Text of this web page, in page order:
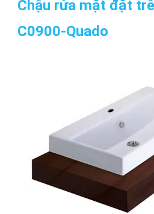
Chậu rửa mặt đặt
C0900-Quado